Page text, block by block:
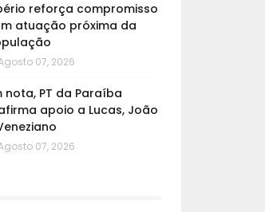
reforça compromisso
atuação próxima da
07, 2026
nota, PT da Paraíba
apoio a Lucas, João
07, 2026